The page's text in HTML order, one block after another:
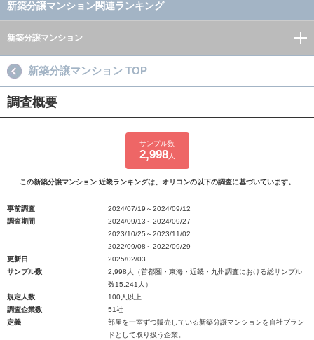
新築分譲マンション関連ランキング
新築分譲マンション
新築分譲マンション TOP
調査概要
サンプル数
2,998人
この新築分譲マンション 近畿ランキングは、オリコンの以下の調査に基づいています。
事前調査
2024/07/19～2024/09/12
調査期間
2024/09/13～2024/09/27
2023/10/25～2023/11/02
2022/09/08～2022/09/29
更新日
2025/02/03
サンプル数
2,998人（首都圏・東海・近畿・九州調査における総サンプル
数15,241人）
規定人数
100人以上
調査企業数
51社
定義
部屋を一室ずつ販売している新築分譲マンションを自社ブラン
ドとして取り扱う企業。